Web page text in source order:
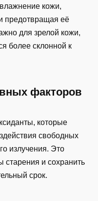
кожи,
предотвращая её
для зрелой кожи,
более склонной к
факторов
которые
свободных
излучения. Это
старения и сохранить
срок.